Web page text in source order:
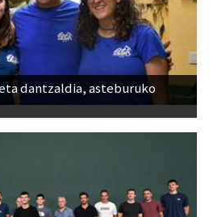
dantzaldia, asteburuko